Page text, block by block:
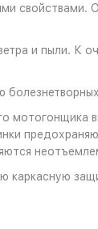
свойствами.
и пыли. К
каркасную